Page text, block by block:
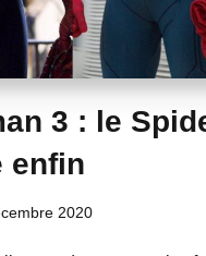
3 : le
enfin
2020